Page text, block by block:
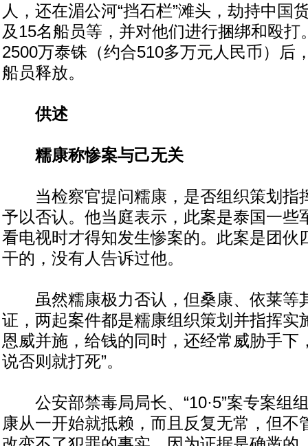
人，还在湄公河“挡石栏”滩头，劫持中国
及15名船员等，并对他们进行捆绑和殴打
2500万泰铢（约合510多万元人民币）后
船员释放。
供述
糯康称惨案与己无关
当检察官提问糯康，是否组织策划指挥
予以否认。他当庭表示，此案是泰国一些
看电视时才得知发生惨案的。此案是团伙
干的，没有人告诉过他。
虽然糯康极力否认，但桑康、依莱等
证，两起案件都是糯康组织策划并指挥实
恩威并施，给钱的同时，还经常威胁手下
说否则就打死”。
公安部禁毒局局长、“10·5”案专案组
康从一开始就抵赖，而且反复无常，但不